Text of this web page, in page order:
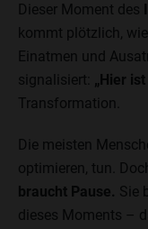
Dieser Moment des
kommt plötzlich,
Einatmen und
signalisiert: „Hier
Transformation.
Die meisten
optimieren, tun.
braucht Pause. Sie
dieses Moments –